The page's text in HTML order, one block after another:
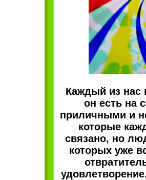
Каждый из нас
он есть на
приличными и
которые
связано, но
которых уже